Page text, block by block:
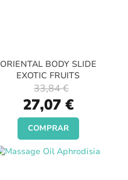
ORIENTAL BODY SLIDE
EXOTIC FRUITS
Special
Price
27,07 €
33,84 €
COMPRAR